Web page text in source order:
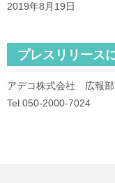
2019年8月19日
プレスリリース
アデコ株式会社 広報部
Tel.050-2000-7024